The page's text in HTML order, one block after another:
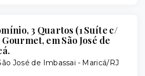
3 Quartos (1 Suíte c/
em São José de
José de Imbassai - Maricá/RJ